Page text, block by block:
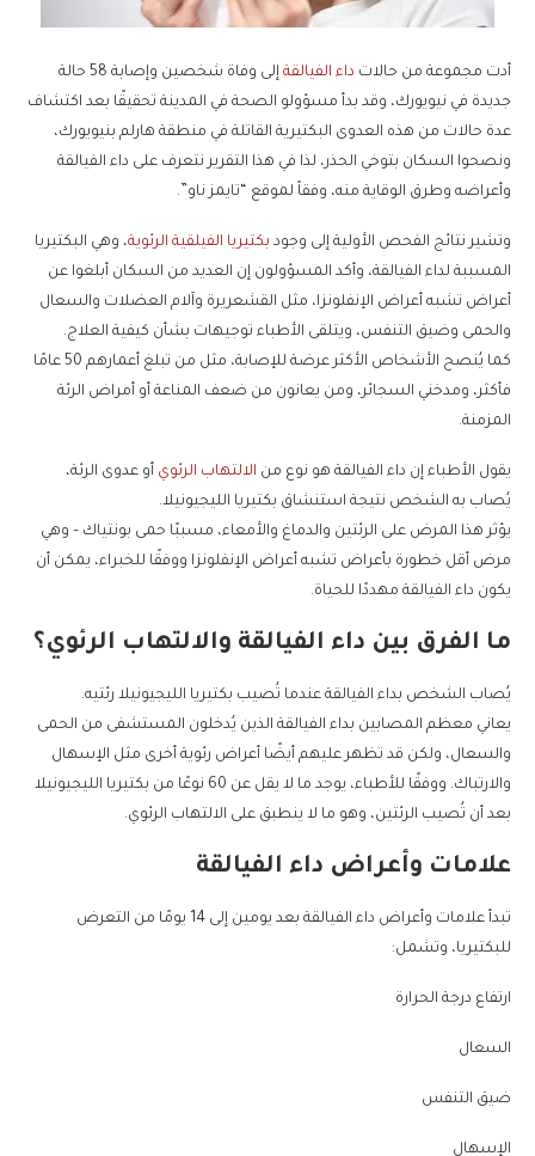
أدت مجموعة من حالات داء الفيالقة
إلى وفاة شخصين وإصابة 58 حالة
جديدة في نيويورك، وقد بدأ مسؤولو الصحة في المدينة تحقيقًا بعد اكتشاف
عدة حالات من هذه العدوى البكتيرية القاتلة في منطقة هارلم بنيويورك،
ونصحوا السكان بتوخي الحذر، لذا في هذا التقرير نتعرف على داء الفيالقة
وأعراضه وطرق الوقاية منه، وفقاً لموقع “تايمز ناو”.
وتشير نتائج الفحص الأولية إلى وجود بكتيريا الفيلقية الرئوية، وهي البكتيريا
المسببة لداء الفيالقة، وأكد المسؤولون إن العديد من السكان أبلغوا عن
أعراض تشبه أعراض الإنفلونزا، مثل القشعريرة وآلام العضلات والسعال
والحمى وضيق التنفس، ويتلقى الأطباء توجيهات بشأن كيفية العلاج.
كما يُنصح الأشخاص الأكثر عرضة للإصابة، مثل من تبلغ أعمارهم 50 عامًا
فأكثر، ومدخني السجائر، ومن يعانون من ضعف المناعة أو أمراض الرئة
المزمنة.
يقول الأطباء إن داء الفيالقة هو نوع من الالتهاب الرئوي أو عدوى الرئة،
يُصاب به الشخص نتيجة استنشاق بكتيريا الليجيونيلا.
يؤثر هذا المرض على الرئتين والدماغ والأمعاء، مسببًا حمى بونتياك – وهي
مرض أقل خطورة بأعراض تشبه أعراض الإنفلونزا ووفقًا للخبراء، يمكن أن
يكون داء الفيالقة مهددًا للحياة.
ما الفرق بين داء الفيالقة والالتهاب الرئوي؟
يُصاب الشخص بداء الفيالقة عندما تُصيب بكتيريا الليجيونيلا رئتيه.
يعاني معظم المصابين بداء الفيالقة الذين يُدخلون المستشفى من الحمى
والسعال، ولكن قد تظهر عليهم أيضًا أعراض رئوية أخرى مثل الإسهال
والارتباك. ووفقًا للأطباء، يوجد ما لا يقل عن 60 نوعًا من بكتيريا الليجيونيلا
بعد أن تُصيب الرئتين، وهو ما لا ينطبق على الالتهاب الرئوي.
علامات وأعراض داء الفيالقة
تبدأ علامات وأعراض داء الفيالقة بعد يومين إلى 14 يومًا من التعرض
للبكتيريا، وتشمل:
ارتفاع درجة الحرارة
السعال
ضيق التنفس
الإسهال